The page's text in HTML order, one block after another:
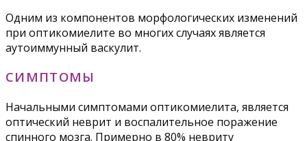
Одним из компонентов морфологических изменений
при оптикомиелите во многих случаях является
аутоиммунный васкулит.
СИМПТОМЫ
Начальными симптомами оптикомиелита, является
оптический неврит и воспалительное поражение
спинного мозга. Примерно в 80% невриту